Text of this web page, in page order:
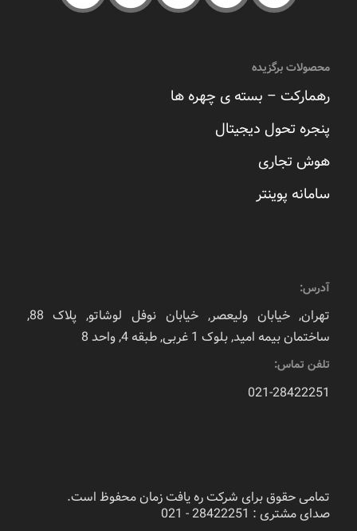
محصولات برگزیده
رهمارکت – بسته ی چهره ها
پنجره تحول دیجیتال
هوش تجاری
سامانه پوینتر
آدرس:
تهران, خیابان ولیعصر, خیابان نوفل لوشاتو, پلاک 88,
ساختمان بیمه امید, بلوک 1 غربی, طبقه 4, واحد 8
تلفن تماس:
021-28422251
تمامی حقوق برای شرکت ره یافت زمان محفوظ است.
صدای مشتری : 28422251 - 021